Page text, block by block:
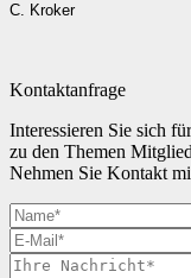
C. Kroker
Kontaktanfrage
Interessieren Sie sich
zu den Themen
Nehmen Sie Kontakt